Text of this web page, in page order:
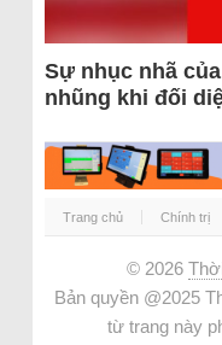
Sự nhục nhã
nhũng khi đối
Trang chủ Chính trị
© 2026
Bản quyền @2025
từ trang này